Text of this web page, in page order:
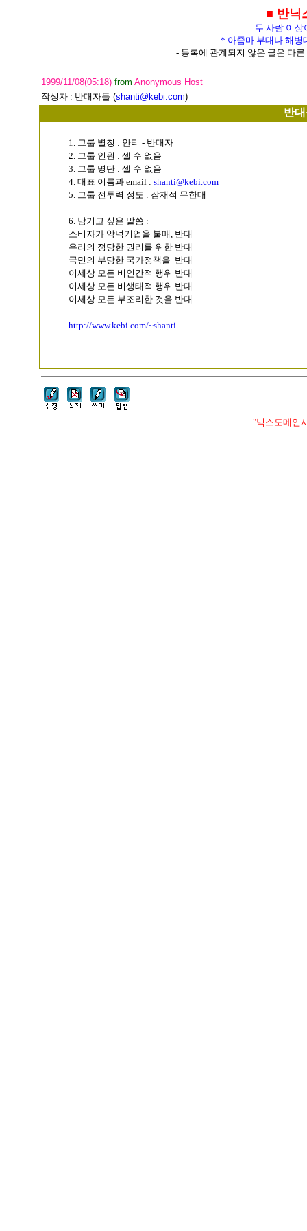
■ 반닉
두 사람 이상
* 아줌마 부대나 해병
- 등록에 관계되지 않은 글은 다
1999/11/08(05:18)from Anonymous Host
작성자 : 반대자들 (shanti@kebi.com)
반
1. 그룹 별칭 : 안티 - 반대자
2. 그룹 인원 : 셀 수 없음
3. 그룹 명단 : 셀 수 없음
4. 대표 이름과 email : shanti@kebi.com
5. 그룹 전투력 정도 : 잠재적 무한대
6. 남기고 싶은 말씀 :
소비자가 악덕기업을 불매, 반대
우리의 정당한 권리를 위한 반대
국민의 부당한 국가정책을 반대
이세상 모든 비인간적 행위 반대
이세상 모든 비생태적 행위 반대
이세상 모든 부조리한 것을 반대
http://www.kebi.com/~shanti
"닉스도메인